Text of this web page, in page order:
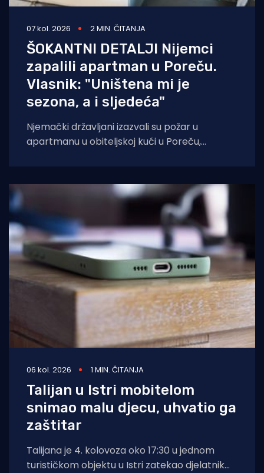
07 kol. 2026 2 MIN. ČITANJA
ŠOKANTNI DETALJI Nijemci
zapalili apartman u Poreču.
Vlasnik: "Uništena mi je
sezona, a i sljedeća"
Njemački državljani izazvali su požar u
apartmanu u obiteljskoj kući u Poreču,
06 kol. 2026 1 MIN. ČITANJA
Talijan u Istri mobitelom
snimao malu djecu, uhvatio ga
zaštitar
Talijana je 4. kolovoza oko 17:30 u jednom
turističkom objektu u Istri zatekao djelatnik